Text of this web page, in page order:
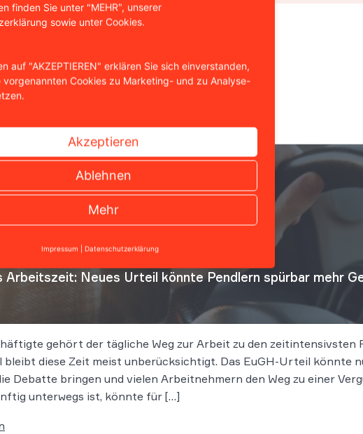
Artikel
Arbeitszeit: Neues Urteil könnte Pendlern spürbar mehr
gehört der tägliche Weg zur Arbeit zu den zeitintensivsten
bleibt diese Zeit meist unberücksichtigt. Das EuGH-Urteil könnte
Debatte bringen und vielen Arbeitnehmern den Weg zu einer
unterwegs ist, könnte für […]
finden Sie unter "MEHR", unserer
sowie unter Cookies.
auf "AKZEPTIEREN" erklären Sie sich einverstanden,
vorgenannten Cookies zu Marketing- und zu Analyse-
Akzeptieren
Ablehnen
Mehr
Impressum | Datenschutzerklärung